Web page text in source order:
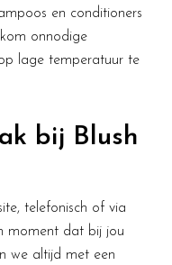
en conditioners
onnodige
lage temperatuur te
bij Blush
telefonisch of via
moment dat bij jou
we altijd met een